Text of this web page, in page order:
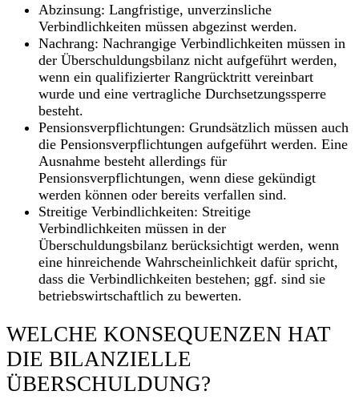
Abzinsung: Langfristige, unverzinsliche
Verbindlichkeiten müssen abgezinst werden.
Nachrang: Nachrangige Verbindlichkeiten müssen in
der Überschuldungsbilanz nicht aufgeführt werden,
wenn ein qualifizierter Rangrücktritt vereinbart
wurde und eine vertragliche Durchsetzungssperre
besteht.
Pensionsverpflichtungen: Grundsätzlich müssen auch
die Pensionsverpflichtungen aufgeführt werden. Eine
Ausnahme besteht allerdings für
Pensionsverpflichtungen, wenn diese gekündigt
werden können oder bereits verfallen sind.
Streitige Verbindlichkeiten: Streitige
Verbindlichkeiten müssen in der
Überschuldungsbilanz berücksichtigt werden, wenn
eine hinreichende Wahrscheinlichkeit dafür spricht,
dass die Verbindlichkeiten bestehen; ggf. sind sie
betriebswirtschaftlich zu bewerten.
WELCHE KONSEQUENZEN HAT
DIE BILANZIELLE
ÜBERSCHULDUNG?